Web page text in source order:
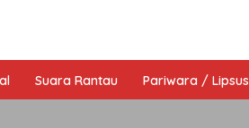
Suara Rantau Pariwara / Lipsus